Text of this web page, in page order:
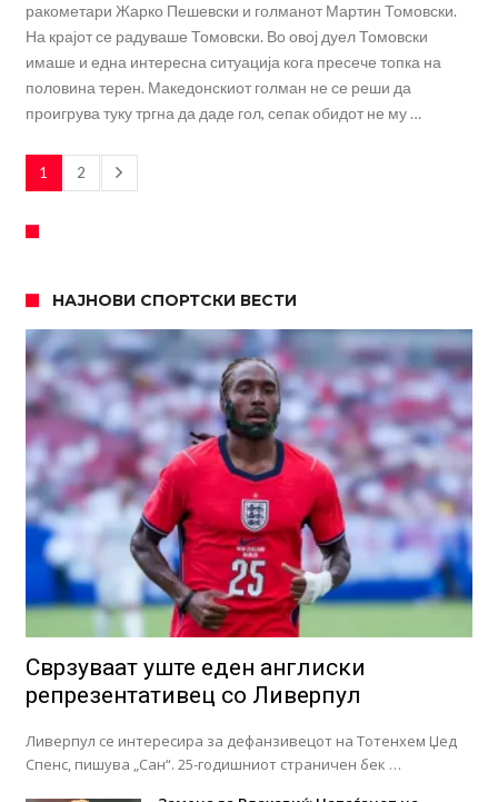
ракометари Жарко Пешевски и голманот Мартин Томовски.
На крајот се радуваше Томовски. Во овој дуел Томовски
имаше и една интересна ситуација кога пресече топка на
половина терен. Македонскиот голман не се реши да
проигрува туку тргна да даде гол, сепак обидот не му …
1 2
НАЈНОВИ СПОРТСКИ ВЕСТИ
Сврзуваат уште еден англиски
репрезентативец со Ливерпул
Ливерпул се интересира за дефанзивецот на Тотенхем Џед
Спенс, пишува „Сан“. 25-годишниот страничен бек …